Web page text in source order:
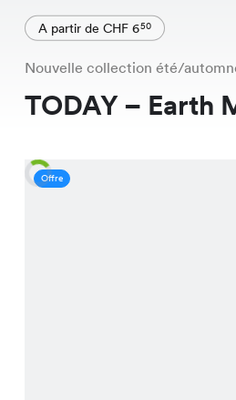
A partir de CHF 650
Nouvelle collection été/
TODAY – Earth
Offre